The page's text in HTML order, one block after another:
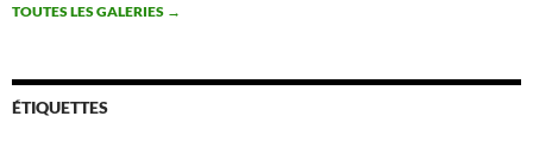
TOUTES LES GALERIES →
ÉTIQUETTES